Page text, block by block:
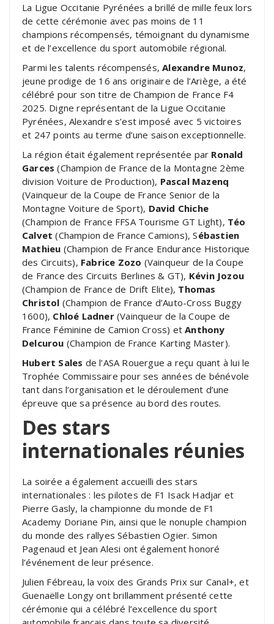
La Ligue Occitanie Pyrénées a brillé de mille feux lors
de cette cérémonie avec pas moins de 11
champions récompensés, témoignant du dynamisme
et de l’excellence du sport automobile régional.
Parmi les talents récompensés,Alexandre Munoz,
jeune prodige de 16 ans originaire de l’Ariège, a été
célébré pour son titre de Champion de France F4
2025. Digne représentant de la Ligue Occitanie
Pyrénées, Alexandre s’est imposé avec 5 victoires
et 247 points au terme d’une saison exceptionnelle.
La région était également représentée par Ronald
Garces (Champion de France de la Montagne 2ème
division Voiture de Production), Pascal Mazenq
(Vainqueur de la Coupe de France Senior de la
Montagne Voiture de Sport), David Chiche
(Champion de France FFSA Tourisme GT Light), Téo
Calvet (Champion de France Camions), Sébastien
Mathieu (Champion de France Endurance Historique
des Circuits), Fabrice Zozo (Vainqueur de la Coupe
de France des Circuits Berlines & GT), Kévin Jozou
(Champion de France de Drift Elite), Thomas
Christol (Champion de France d’Auto-Cross Buggy
1600), Chloé Ladner(Vainqueur de la Coupe de
France Féminine de Camion Cross) etAnthony
Delcurou (Champion de France Karting Master).
Hubert Sales de l’ASA Rouergue a reçu quant à lui le
Trophée Commissaire pour ses années de bénévole
tant dans l’organisation et le déroulement d’une
épreuve que sa présence au bord des routes.
Des stars
internationales réunies
La soirée a également accueilli des stars
internationales : les pilotes de F1 Isack Hadjar et
Pierre Gasly, la championne du monde de F1
Academy Doriane Pin, ainsi que le nonuple champion
du monde des rallyes Sébastien Ogier. Simon
Pagenaud et Jean Alesi ont également honoré
l’événement de leur présence.
Julien Fébreau, la voix des Grands Prix sur Canal+, et
Guenaëlle Longy ont brillamment présenté cette
cérémonie qui a célébré l’excellence du sport